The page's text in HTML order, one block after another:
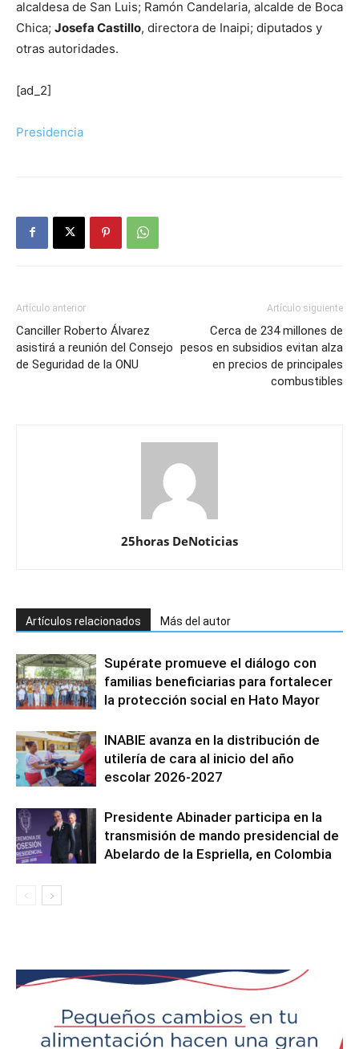
alcaldesa de San Luis; Ramón Candelaria, alcalde de Boca
Chica; Josefa Castillo, directora de Inaipi; diputados y
otras autoridades.
[ad_2]
Presidencia
Artículo anterior
Canciller Roberto Álvarez
asistirá a reunión del Consejo
de Seguridad de la ONU
Artículo siguiente
Cerca de 234 millones de
pesos en subsidios evitan alza
en precios de principales
combustibles
25horas DeNoticias
Artículos relacionados Más del autor
Supérate promueve el diálogo con
familias beneficiarias para fortalecer
la protección social en Hato Mayor
INABIE avanza en la distribución de
utilería de cara al inicio del año
escolar 2026-2027
Presidente Abinader participa en la
transmisión de mando presidencial de
Abelardo de la Espriella, en Colombia